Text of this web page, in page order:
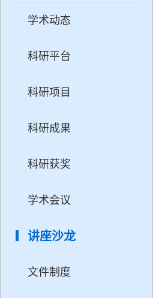
学术动态
科研平台
科研项目
科研成果
科研获奖
学术会议
讲座沙龙
文件制度